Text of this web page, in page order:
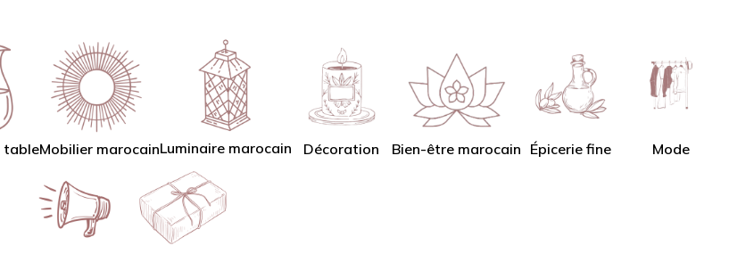
tableMobilier marocainLuminaire marocain Décoration Bien-être marocain Épicerie fine Mode